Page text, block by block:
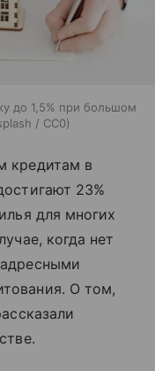
до 1,5% при большом
/ CC0
кредитам в
23%
для многих
когда нет
О том,